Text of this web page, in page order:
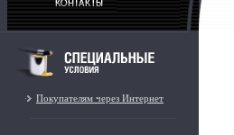
Покупателям через Интернет